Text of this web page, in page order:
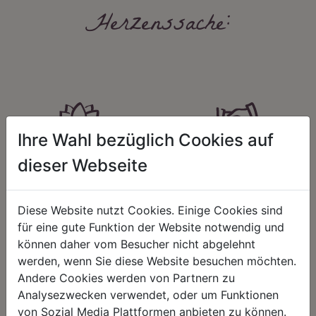
Herzenssache:
schenken natürliche, stilvolle
Momente für harmonische Stunden
zu Hause – den Ort, an dem
Menschen sich geborgen fühlen und
positive Energie schöpfen.
fair – im Hinblick auf unsere
Kalkulation, angemessene
Entlohnung und unsere
nachhaltigen, gewachsenen
Geschäftsbeziehungen.
Ihre Wahl bezüglich Cookies auf
dieser Webseite
Diese Website nutzt Cookies. Einige Cookies sind
für eine gute Funktion der Website notwendig und
können daher vom Besucher nicht abgelehnt
werden, wenn Sie diese Website besuchen möchten.
Andere Cookies werden von Partnern zu
Analysezwecken verwendet, oder um Funktionen
von Sozial Media Plattformen anbieten zu können.